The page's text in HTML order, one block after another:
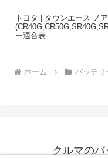
トヨタ | タウンエース ノ
ー適合表
ホーム バッテリ
クルマの